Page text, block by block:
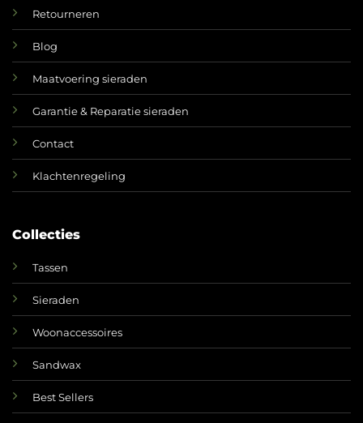
Retourneren
Blog
Maatvoering sieraden
Garantie & Reparatie sieraden
Contact
Klachtenregeling
Collecties
Tassen
Sieraden
Woonaccessoires
Sandwax
Best Sellers